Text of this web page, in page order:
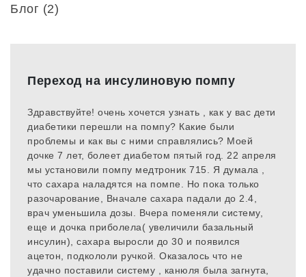
Блог (2)
Переход на инсулиновую помпу
Здравствуйте! очень хочется узнать , как у вас дети
диабетики перешли на помпу? Какие были
проблемы и как вы с ними справлялись? Моей
дочке 7 лет, болеет диабетом пятый год. 22 апреля
мы установили помпу медтроник 715. Я думала ,
что сахара наладятся на помпе. Но пока только
разочарование, Вначале сахара падали до 2.4,
врач уменьшила дозы. Вчера поменяли систему,
еще и дочка приболела( увеличили базальный
инсулин), сахара выросли до 30 и появился
ацетон, подкололи ручкой. Оказалось что не
удачно поставили систему , канюля была загнута,